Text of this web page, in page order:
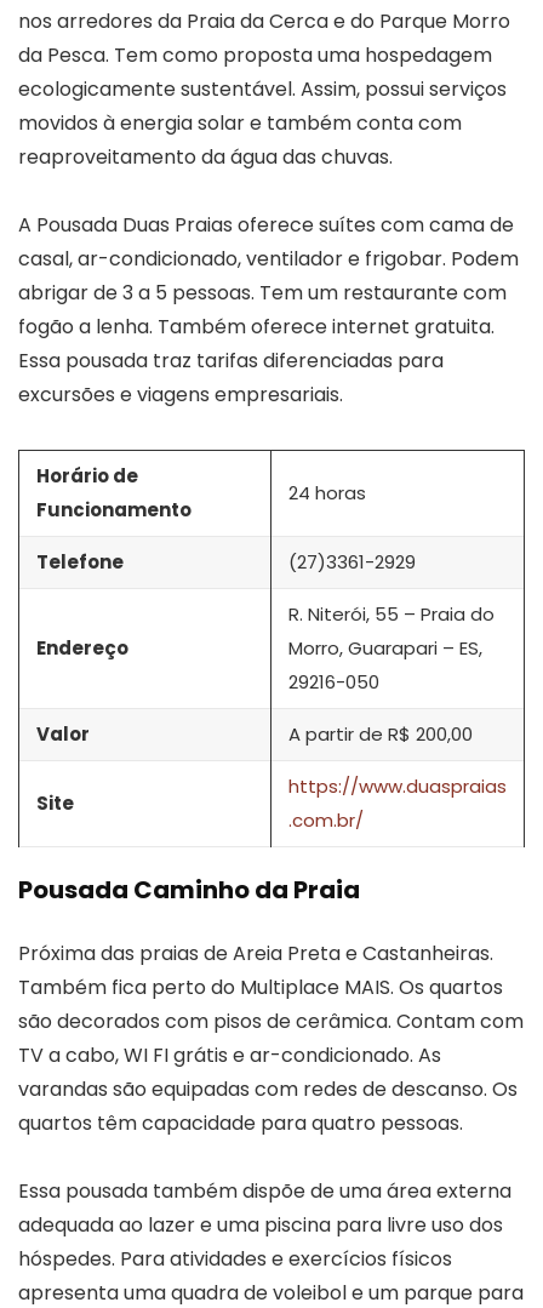
nos arredores da Praia da Cerca e do Parque Morro
da Pesca. Tem como proposta uma hospedagem
ecologicamente sustentável. Assim, possui serviços
movidos à energia solar e também conta com
reaproveitamento da água das chuvas.
A Pousada Duas Praias oferece suítes com cama de
casal, ar-condicionado, ventilador e frigobar. Podem
abrigar de 3 a 5 pessoas. Tem um restaurante com
fogão a lenha. Também oferece internet gratuita.
Essa pousada traz tarifas diferenciadas para
excursões e viagens empresariais.
Horário de
Funcionamento
24 horas
Telefone (27)3361-2929
Endereço
R. Niterói, 55 – Praia do
Morro, Guarapari – ES,
29216-050
Valor A partir de R$ 200,00
Site
https://www.duaspraias
.com.br/
Pousada Caminho da Praia
Próxima das praias de Areia Preta e Castanheiras.
Também fica perto do Multiplace MAIS. Os quartos
são decorados com pisos de cerâmica. Contam com
TV a cabo, WI FI grátis e ar-condicionado. As
varandas são equipadas com redes de descanso. Os
quartos têm capacidade para quatro pessoas.
Essa pousada também dispõe de uma área externa
adequada ao lazer e uma piscina para livre uso dos
hóspedes. Para atividades e exercícios físicos
apresenta uma quadra de voleibol e um parque para